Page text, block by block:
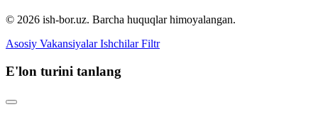
© 2026 ish-bor.uz. Barcha huquqlar himoyalangan.
Asosiy Vakansiyalar Ishchilar Filtr
E'lon turini tanlang